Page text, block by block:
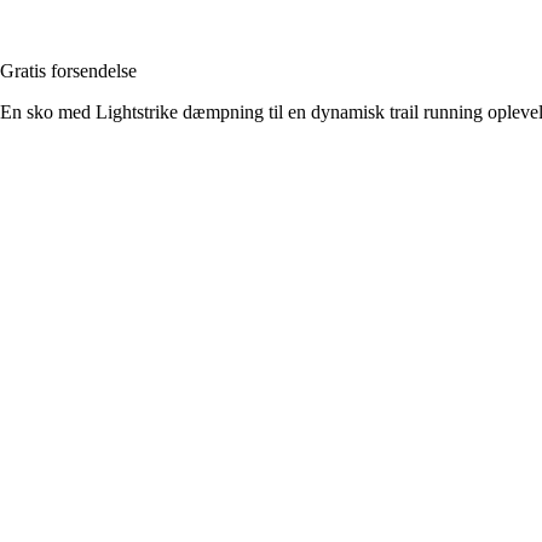
Gratis forsendelse
En sko med Lightstrike dæmpning til en dynamisk trail running